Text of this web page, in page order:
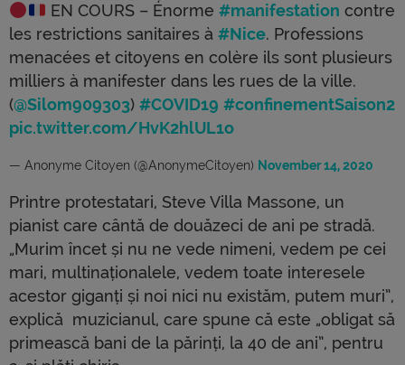
EN COURS – Énorme #manifestation contre
les restrictions sanitaires à #Nice. Professions
menacées et citoyens en colère ils sont plusieurs
milliers à manifester dans les rues de la ville.
(@Silom909303) #COVID19 #confinementSaison2
pic.twitter.com/HvK2hlUL1o
— Anonyme Citoyen (@AnonymeCitoyen) November 14, 2020
Printre protestatari, Steve Villa Massone, un
pianist care cântă de douăzeci de ani pe stradă.
„Murim încet și nu ne vede nimeni, vedem pe cei
mari, multinaționalele, vedem toate interesele
acestor giganți și noi nici nu existăm, putem muri”,
explică muzicianul, care spune că este „obligat să
primească bani de la părinți, la 40 de ani”, pentru